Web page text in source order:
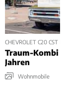
CHEVROLET C20 CST
Traum-Kombi
Jahren
Wohnmobile